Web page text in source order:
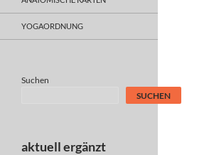
YOGAORDNUNG
Suchen
SUCHEN
aktuell ergänzt